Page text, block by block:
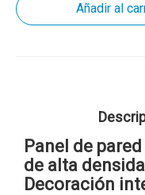
Añadir al
Panel de
de alta
Decoración